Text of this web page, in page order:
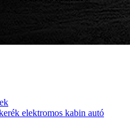
elektromos kabin autó